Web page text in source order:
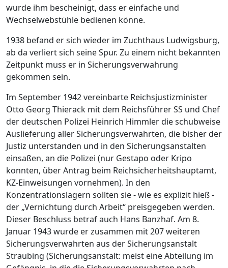
wurde ihm bescheinigt, dass er einfache und
Wechselwebstühle bedienen könne.
1938 befand er sich wieder im Zuchthaus Ludwigsburg,
ab da verliert sich seine Spur. Zu einem nicht bekannten
Zeitpunkt muss er in Sicherungsverwahrung
gekommen sein.
Im September 1942 vereinbarte Reichsjustizminister
Otto Georg Thierack mit dem Reichsführer SS und Chef
der deutschen Polizei Heinrich Himmler die schubweise
Auslieferung aller Sicherungsverwahrten, die bisher der
Justiz unterstanden und in den Sicherungsanstalten
einsaßen, an die Polizei (nur Gestapo oder Kripo
konnten, über Antrag beim Reichsicherheitshauptamt,
KZ-Einweisungen vornehmen). In den
Konzentrationslagern sollten sie - wie es explizit hieß -
der „Vernichtung durch Arbeit“ preisgegeben werden.
Dieser Beschluss betraf auch Hans Banzhaf. Am 8.
Januar 1943 wurde er zusammen mit 207 weiteren
Sicherungsverwahrten aus der Sicherungsanstalt
Straubing (Sicherungsanstalt: meist eine Abteilung im